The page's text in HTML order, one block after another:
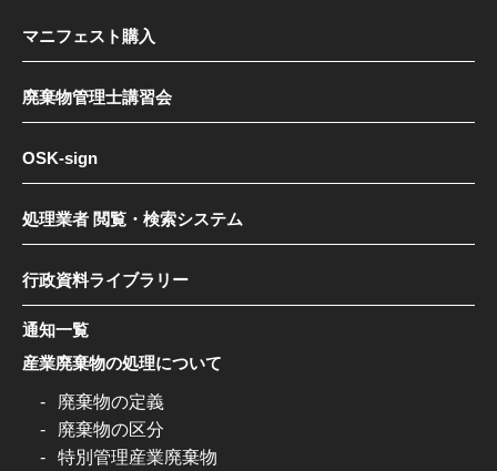
マニフェスト購入
廃棄物管理士講習会
OSK-sign
処理業者 閲覧・検索システム
行政資料ライブラリー
通知一覧
産業廃棄物の処理について
廃棄物の定義
廃棄物の区分
特別管理産業廃棄物